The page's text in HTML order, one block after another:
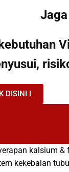
DISINI !
kalsium
kekebalan